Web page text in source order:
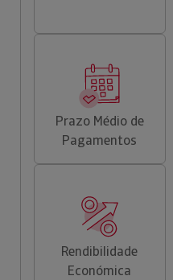
Prazo Médio de
Pagamentos
Rendibilidade
Económica